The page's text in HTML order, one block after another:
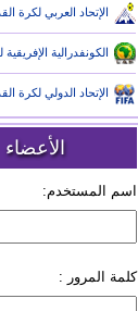
الإتحاد العربي لكرة
الكونفدرالية
الإتحاد الدولي لكرة
الأعضاء
اسم المستخدم:
كلمة المرور :